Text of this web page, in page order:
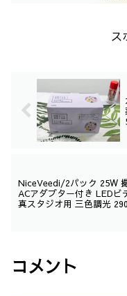
ス
NiceVeedi/2パック 25W
ACアダプター付き LEDビ
真スタジオ用 三色調光
コメント